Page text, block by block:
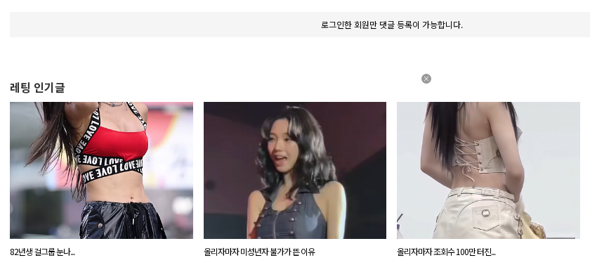
×
로그인한 회원만 댓글 등록이 가능합니다.
레팅 인기글
82년생 걸그룹 눈나... 올리자마자 미성년자 불가가 뜬 이유 올리자마자 조회수 100만 터진...